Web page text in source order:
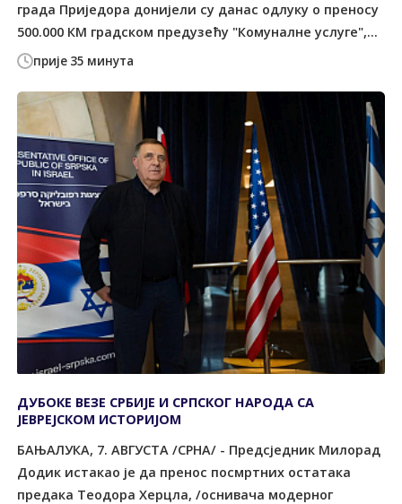
прије 35 минута
града Приједора донијели су данас одлуку о преносу
500.000 КМ градском предузећу "Комуналне услуге",...
ДУБОКЕ ВЕЗЕ СРБИЈЕ И СРПСКОГ НАРОДА СА
ЈЕВРЕЈСКОМ ИСТОРИЈОМ
БАЊАЛУКА, 7. АВГУСТА /СРНА/ - Предсједник Милорад
Додик истакао је да пренос посмртних остатака
предака Теодора Херцла, /оснивача модерног